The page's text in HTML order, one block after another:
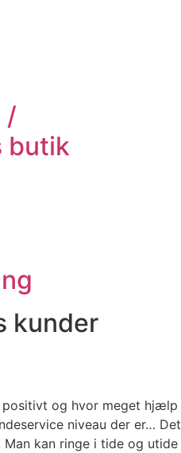
/
butik
kunder
positivt og hvor meget hjælp
niveau der er… Det
kan ringe i tide og utide